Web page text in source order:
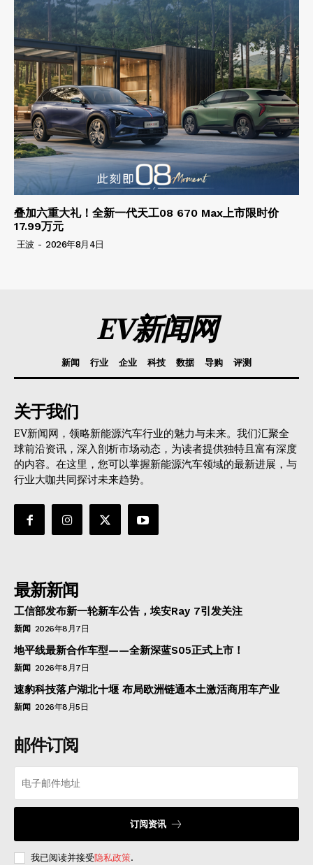
叠加六重大礼！全新一代天工08 670 Max上市限时价
17.99万元
王波 - 2026年8月4日
EV新闻网
新闻 行业 企业 科技 数据 导购 评测
关于我们
EV新闻网，领略新能源汽车行业的魅力与未来。我们汇聚全
球前沿资讯，深入剖析市场动态，为读者提供独特且富有深度
的内容。在这里，您可以掌握新能源汽车领域的最新进展，与
行业大咖共同探讨未来趋势。
最新新闻
工信部发布新一轮新车公告，埃安Ray 7引发关注
新闻 2026年8月7日
地平线最新合作车型——全新深蓝S05正式上市！
新闻 2026年8月7日
速豹科技落户湖北十堰 布局欧洲链通本土激活商用车产业
新闻 2026年8月5日
邮件订阅
订阅资讯
我已阅读并接受隐私政策.